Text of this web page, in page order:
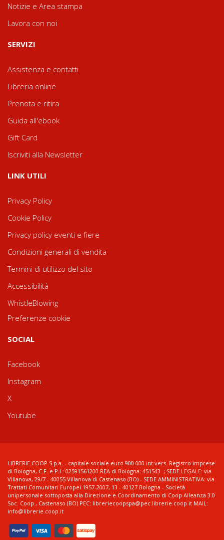
Notizie e Area stampa
Lavora con noi
SERVIZI
Assistenza e contatti
Libreria online
Prenota e ritira
Guida all'ebook
Gift Card
Iscriviti alla Newsletter
LINK UTILI
Privacy Policy
Cookie Policy
Privacy policy eventi e fiere
Condizioni generali di vendita
Termini di utilizzo del sito
Accessibilità
WhistleBlowing
Preferenze cookie
SOCIAL
Facebook
Instagram
X
Youtube
LIBRERIE.COOP S.p.a. - capitale sociale euro 900.000 int.vers. Registro imprese
di Bologna, C.F. e P.I.: 02591561200 REA di Bologna: 451543 ; SEDE LEGALE: via
Villanova, 29/7 - 40055 Villanova di Castenaso (BO) - SEDE AMMINISTRATIVA: via
Trattati Comunitari Europei 1957-2007, 13 - 40127 Bologna - Società
unipersonale sottoposta alla Direzione e Coordinamento di Coop Alleanza 3.0
Soc. Coop., Castenaso (BO) PEC: libreriecoopspa@pec.librerie.coop.it MAIL:
info@librerie.coop.it